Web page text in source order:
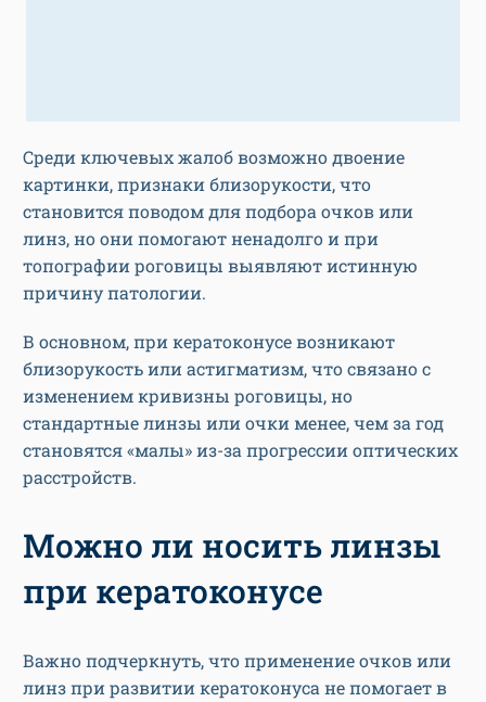
Среди ключевых жалоб возможно двоение
картинки, признаки близорукости, что
становится поводом для подбора очков или
линз, но они помогают ненадолго и при
топографии роговицы выявляют истинную
причину патологии.
В основном, при кератоконусе возникают
близорукость или астигматизм, что связано с
изменением кривизны роговицы, но
стандартные линзы или очки менее, чем за год
становятся «малы» из-за прогрессии оптических
расстройств.
Можно ли носить линзы
при кератоконусе
Важно подчеркнуть, что применение очков или
линз при развитии кератоконуса не помогает в